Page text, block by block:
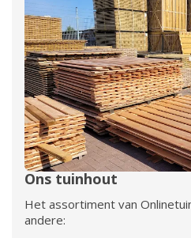
Ons tuinhout
Het assortiment van
andere: